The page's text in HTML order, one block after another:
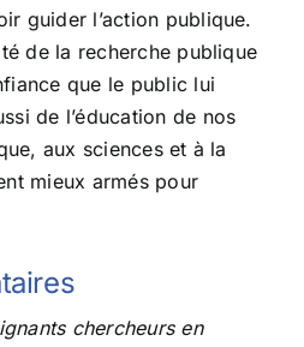
guider l’action publique.
de la recherche publique
que le public lui
de l’éducation de nos
aux sciences et à la
mieux armés pour
chercheurs en